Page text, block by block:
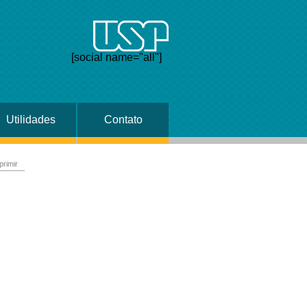
[social name="all"]
Utilidades Contato